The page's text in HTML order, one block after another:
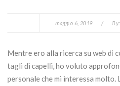
maggio 6, 2019 / By:
Mentre ero alla ricerca su web di
tagli di capelli, ho voluto
personale che mi interessa molto.